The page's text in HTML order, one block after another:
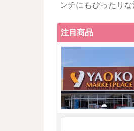
ンチにもぴったりな
注目商品